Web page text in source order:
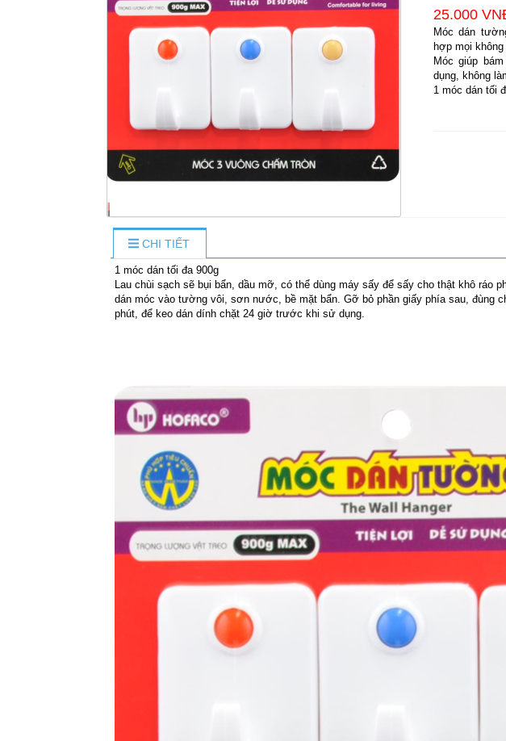
25.000
Móc dán
hợp mọi
Móc giúp
dụng, không
1 móc dán tối
CHI TIẾT
1 móc dán tối đa 900g
Lau chùi sạch sẽ bụi bẩn, dầu mỡ, có thể dùng máy sấy để sấy cho thật khô ráo
dán móc vào tường vôi, sơn nước, bề mặt bẩn. Gỡ bỏ phần giấy phía sau, đùng
phút, để keo dán dính chặt 24 giờ trước khi sử dụng.